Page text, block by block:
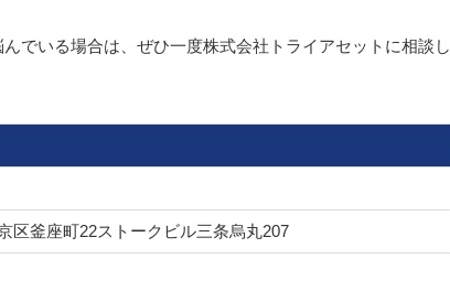
でいる場合は、ぜひ一度株式会社トライアセットに相談し
区釜座町22ストークビル三条烏丸207